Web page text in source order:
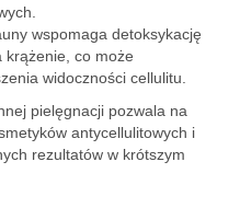
wspomaga detoksykację
krążenie, co może
widoczności cellulitu.
pielęgnacji pozwala na
antycellulitowych i
rezultatów w krótszym